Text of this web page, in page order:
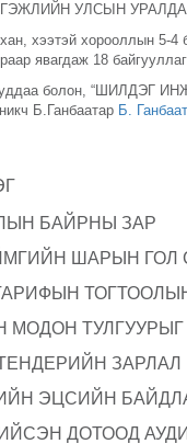
УЛСЫН
хээтэй хорооллын 5-4
явагдаж 18
болон, “ШИЛДЭГ
Б.Ганбаатар Б.
БАЙРНЫ ЗАР
ШАРЫН ГОЛ
МОДОН
ЗАРЛАЛ
ЭЦСИЙН
ДОТООД